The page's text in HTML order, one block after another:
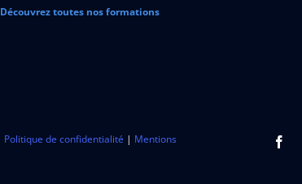
Découvrez toutes nos formations
Politique de confidentialité | Mentions